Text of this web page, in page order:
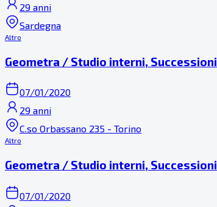
29 anni
Sardegna
Altro
Geometra / Studio interni, Successioni
07/01/2020
29 anni
C.so Orbassano 235 - Torino
Altro
Geometra / Studio interni, Successioni
07/01/2020